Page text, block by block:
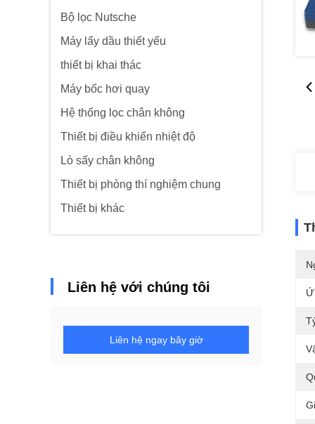
Bộ lọc Nutsche
Máy lấy dầu thiết yếu
thiết bị khai thác
Máy bốc hơi quay
Hệ thống lọc chân không
Thiết bị điều khiển nhiệt độ
Lò sấy chân không
Thiết bị phòng thí nghiệm chung
Thiết bị khác
Liên hệ với chúng tôi
Liên hệ ngay bây giờ